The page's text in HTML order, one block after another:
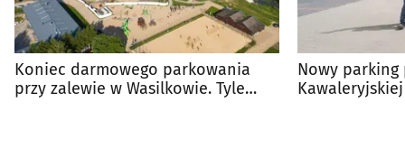
Koniec darmowego parkowania
przy zalewie w Wasilkowie. Tyle
Nowy